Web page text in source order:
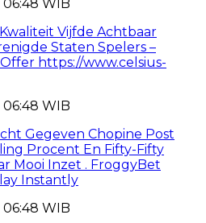
WIB
Vijfde Achtbaar
Staten Spelers –
https://www.celsius-
WIB
Gegeven Chopine Post
Procent En Fifty-Fifty
Mooi Inzet . FroggyBet
Instantly
WIB